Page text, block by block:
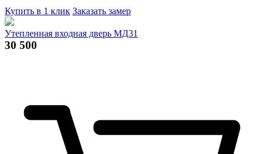
Купить в 1 клик Заказать замер
Утепленная входная дверь МД31
30 500